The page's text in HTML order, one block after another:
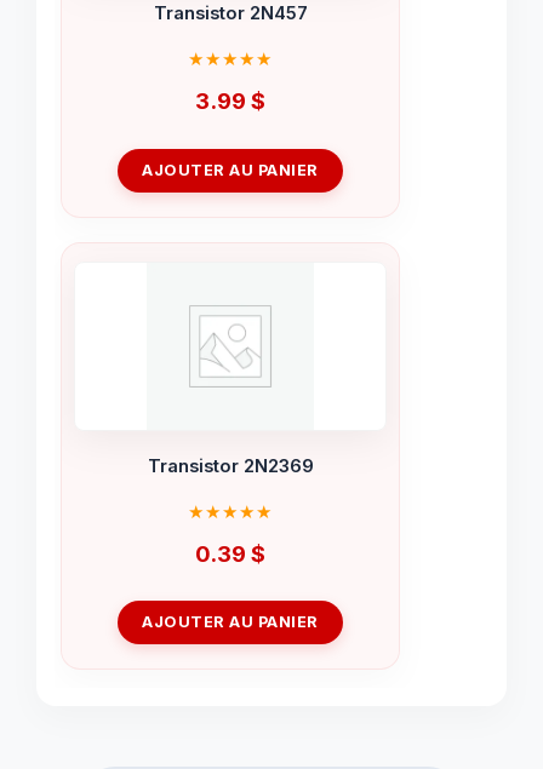
Transistor 2N457
3.99 $
AJOUTER AU PANIER
Transistor 2N2369
0.39 $
AJOUTER AU PANIER